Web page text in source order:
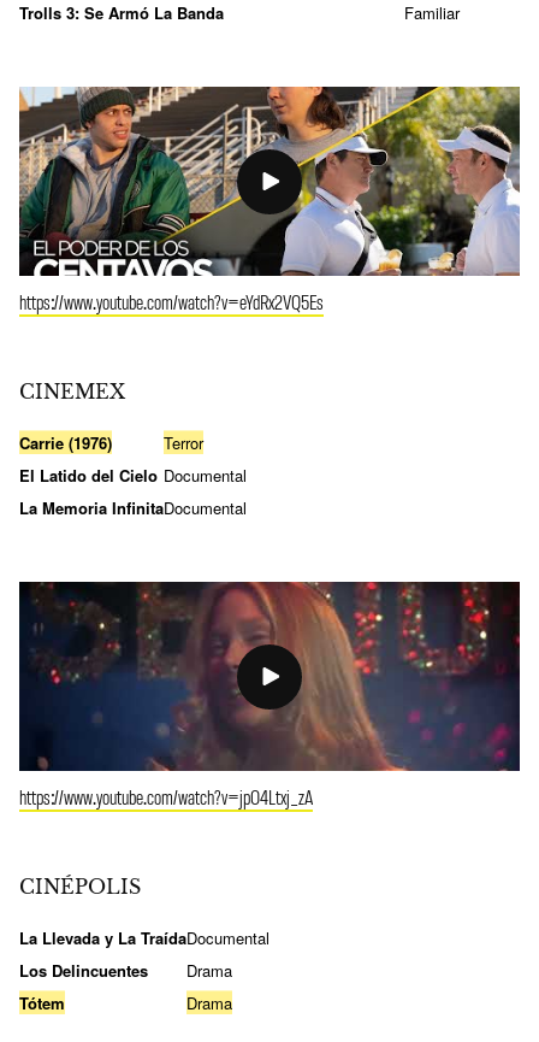
Trolls 3: Se Armó La Banda
Familiar
https://www.youtube.com/watch?v=eYdRx2VQ5Es
CINEMEX
Carrie (1976)
Terror
El Latido del Cielo Documental
La Memoria InfinitaDocumental
https://www.youtube.com/watch?v=jpO4Ltxj_zA
CINÉPOLIS
La Llevada y La TraídaDocumental
Los Delincuentes
Drama
Tótem
Drama